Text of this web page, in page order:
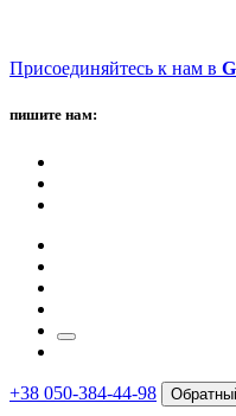
Присоединяйтесь к нам в
пишите нам:
+38 050-384-44-98